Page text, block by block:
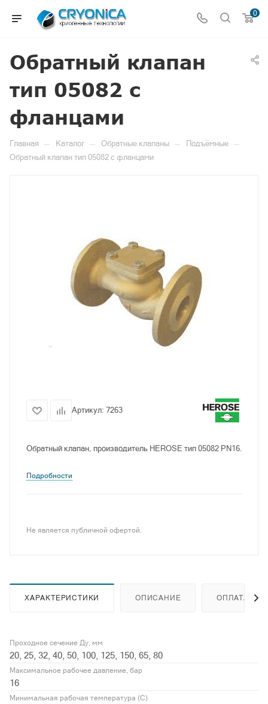
0
Обратный клапан
тип 05082 с
фланцами
Главная — Каталог — Обратные клапаны — Подъёмные —
Обратный клапан тип 05082 с фланцами
Артикул: 7263
Обратный клапан, производитель HEROSE тип 05082 PN16.
Подробности
Не является публичной офертой.
ХАРАКТЕРИСТИКИ ОПИСАНИЕ ОПЛАТА
Проходное сечение Ду, мм
20, 25, 32, 40, 50, 100, 125, 150, 65, 80
Максимальное рабочее давление, бар
16
Минимальная рабочая температура (С)